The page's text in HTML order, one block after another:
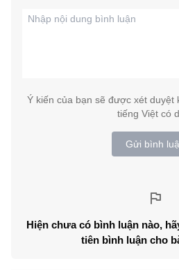
Ý kiến của bạn sẽ được xét duyệt
tiếng Việt có
Gửi bình
Hiện chưa có bình luận nào,
tiên bình luận cho